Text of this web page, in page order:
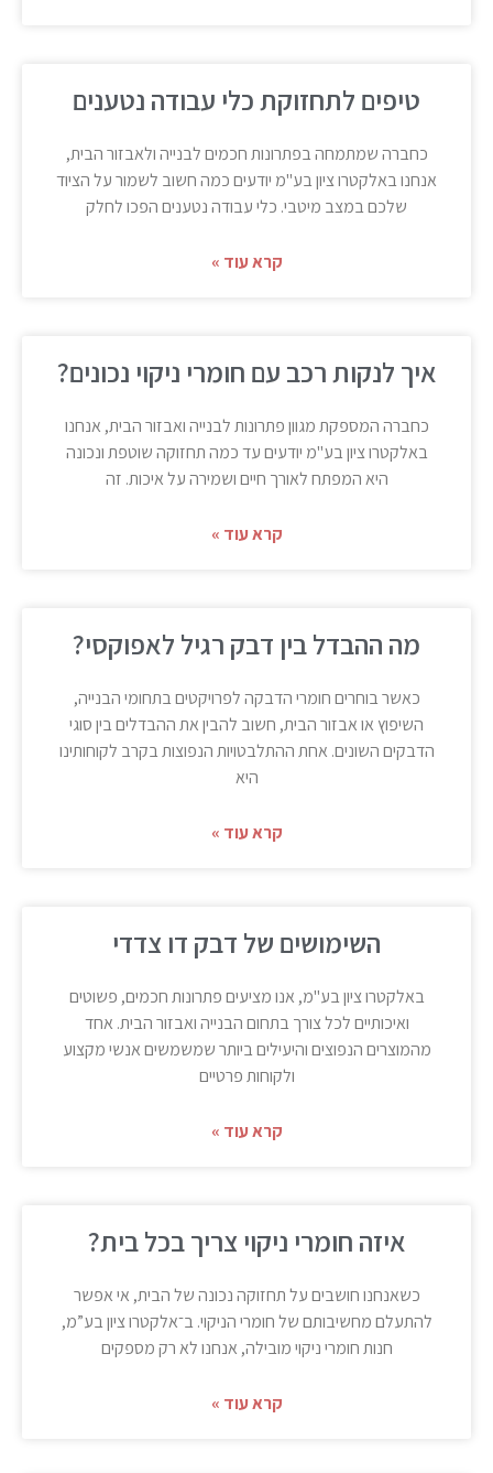
טיפים לתחזוקת כלי עבודה נטענים
כחברה שמתמחה בפתרונות חכמים לבנייה ולאבזור הבית,
אנחנו באלקטרו ציון בע"מ יודעים כמה חשוב לשמור על הציוד
שלכם במצב מיטבי. כלי עבודה נטענים הפכו לחלק
קרא עוד »
איך לנקות רכב עם חומרי ניקוי נכונים?
כחברה המספקת מגוון פתרונות לבנייה ואבזור הבית, אנחנו
באלקטרו ציון בע"מ יודעים עד כמה תחזוקה שוטפת ונכונה
היא המפתח לאורך חיים ושמירה על איכות. זה
קרא עוד »
מה ההבדל בין דבק רגיל לאפוקסי?
כאשר בוחרים חומרי הדבקה לפרויקטים בתחומי הבנייה,
השיפוץ או אבזור הבית, חשוב להבין את ההבדלים בין סוגי
הדבקים השונים. אחת ההתלבטויות הנפוצות בקרב לקוחותינו
היא
קרא עוד »
השימושים של דבק דו צדדי
באלקטרו ציון בע"מ, אנו מציעים פתרונות חכמים, פשוטים
ואיכותיים לכל צורך בתחום הבנייה ואבזור הבית. אחד
מהמוצרים הנפוצים והיעילים ביותר שמשמשים אנשי מקצוע
ולקוחות פרטיים
קרא עוד »
איזה חומרי ניקוי צריך בכל בית?
כשאנחנו חושבים על תחזוקה נכונה של הבית, אי אפשר
להתעלם מחשיבותם של חומרי הניקוי. ב־אלקטרו ציון בע”מ,
חנות חומרי ניקוי מובילה, אנחנו לא רק מספקים
קרא עוד »